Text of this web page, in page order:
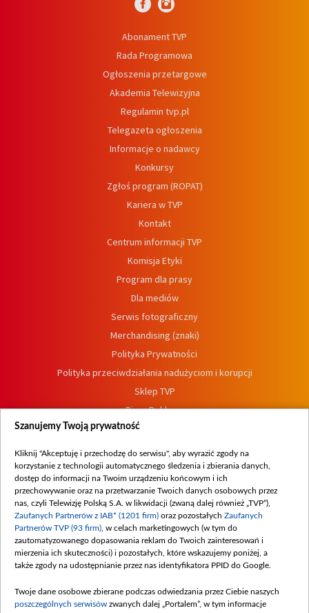
Abonament TVP
Rada Programowa
Ogłoszenia przetargowe
Akademia Telewizyjna
Regulamin tvp.pl
Telegazeta ogłoszenia
Informacje o nadawcy
Konkursy
Zgłoś program (ROPAT)
Kariera w TVP
Kontakt
Centrum informacji TVP
Komisja Etyki
Program dla prasy
Dla mediów
Serwis fotograficzny
Merchandising (znaki)
Polityka Prywatności
Polityka przeciwdziałania nadużyciom i korupcji
Sklep TVP
Biuro Reklamy
Oferta Dystrybucyjna
Oferta Handlowa
Dostępność
Moje zgody
Procedura zgłoszeń wewnętrznych
Szanujemy Twoją prywatność
Kliknij "Akceptuję i przechodzę do serwisu", aby wyrazić zgody na
korzystanie z technologii automatycznego śledzenia i zbierania danych,
dostęp do informacji na Twoim urządzeniu końcowym i ich
przechowywanie oraz na przetwarzanie Twoich danych osobowych przez
nas, czyli Telewizję Polską S.A. w likwidacji (zwaną dalej również „TVP”),
Zaufanych Partnerów z IAB* (1201 firm) oraz pozostałych Zaufanych
Partnerów TVP (93 firm) , w celach marketingowych (w tym do
zautomatyzowanego dopasowania reklam do Twoich zainteresowań i
mierzenia ich skuteczności) i pozostałych, które wskazujemy poniżej, a
także zgody na udostępnianie przez nas identyfikatora PPID do Google.
Twoje dane osobowe zbierane podczas odwiedzania przez Ciebie naszych
poszczególnych serwisów zwanych dalej „Portalem”, w tym informacje